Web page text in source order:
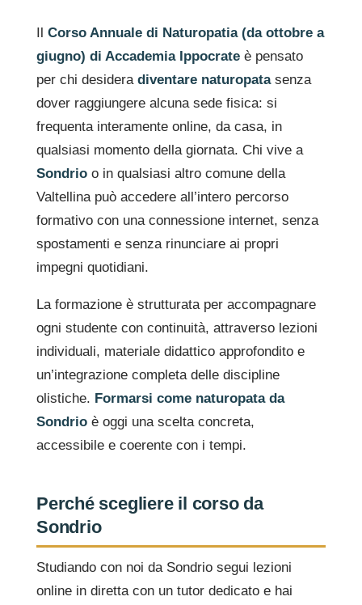
Il Corso Annuale di Naturopatia (da ottobre a
giugno) di Accademia Ippocrate è pensato
per chi desidera diventare naturopatasenza
dover raggiungere alcuna sede fisica: si
frequenta interamente online, da casa, in
qualsiasi momento della giornata. Chi vive a
Sondrio o in qualsiasi altro comune della
Valtellina può accedere all’intero percorso
formativo con una connessione internet, senza
spostamenti e senza rinunciare ai propri
impegni quotidiani.
La formazione è strutturata per accompagnare
ogni studente con continuità, attraverso lezioni
individuali, materiale didattico approfondito e
un’integrazione completa delle discipline
olistiche. Formarsi come naturopata da
Sondrio è oggi una scelta concreta,
accessibile e coerente con i tempi.
Perché scegliere il corso da
Sondrio
Studiando con noi da Sondrio segui lezioni
online in diretta con un tutor dedicato e hai